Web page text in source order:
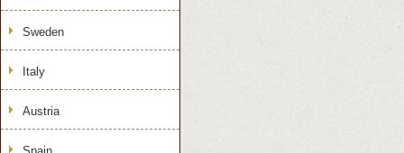
Sweden
Italy
Austria